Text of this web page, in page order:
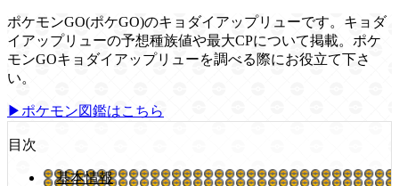
ポケモンGO(ポケGO)のキョダイアップリューです。キョダ
イアップリューの予想種族値や最大CPについて掲載。ポケ
モンGOキョダイアップリューを調べる際にお役立て下さ
い。
▶ポケモン図鑑はこちら
目次
基本情報